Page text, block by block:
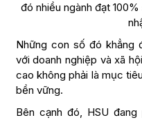
đó nhiều ngành đạt
Những con số đó khẳng
với doanh nghiệp và xã
cao không phải là mục
bền vững.
Bên cạnh đó, HSU